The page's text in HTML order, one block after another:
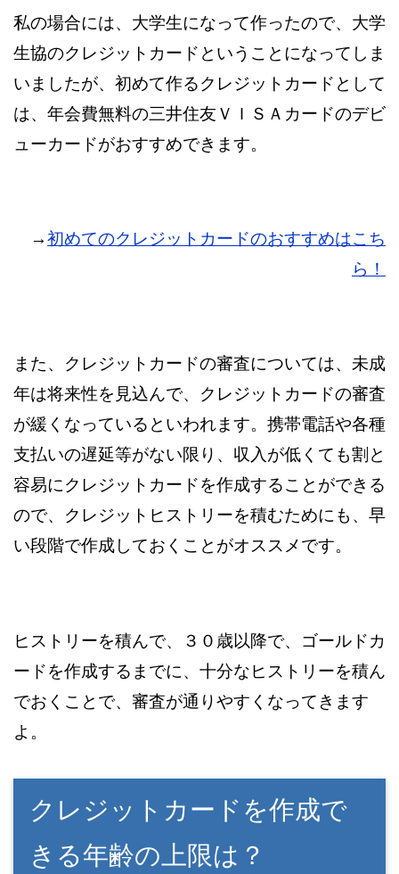
私の場合には、大学生になって作ったので、大学
生協のクレジットカードということになってしま
いましたが、初めて作るクレジットカードとして
は、年会費無料の三井住友ＶＩＳＡカードのデビ
ューカードがおすすめできます。
→初めてのクレジットカードのおすすめはこち
ら！
また、クレジットカードの審査については、未成
年は将来性を見込んで、クレジットカードの審査
が緩くなっているといわれます。携帯電話や各種
支払いの遅延等がない限り、収入が低くても割と
容易にクレジットカードを作成することができる
ので、クレジットヒストリーを積むためにも、早
い段階で作成しておくことがオススメです。
ヒストリーを積んで、３０歳以降で、ゴールドカ
ードを作成するまでに、十分なヒストリーを積ん
でおくことで、審査が通りやすくなってきます
よ。
クレジットカードを作成で
きる年齢の上限は？